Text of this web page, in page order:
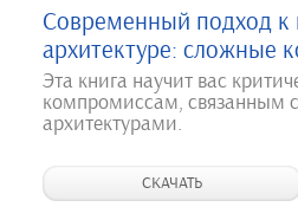
Современный подход
архитектуре: сложные
Эта книга научит вас
компромиссам, связанным
архитектурами.
СКАЧАТЬ